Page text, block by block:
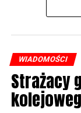
WIADOMOŚCI
Strażacy